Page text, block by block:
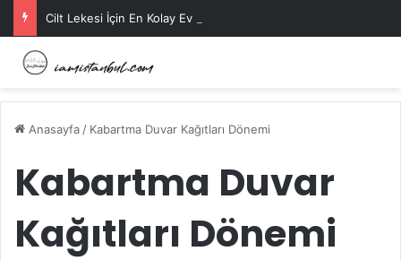
Cilt Lekesi İçin En Kolay Ev Maskeleri Nelerdir?
Anasayfa / Kabartma Duvar Kağıtları Dönemi
Kabartma Duvar
Kağıtları Dönemi